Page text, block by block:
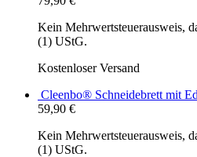
Kein Mehrwertsteuerausweis,
(1) UStG.
Kostenloser Versand
Cleenbo® Schneidebrett mit
59,90 €
Kein Mehrwertsteuerausweis,
(1) UStG.